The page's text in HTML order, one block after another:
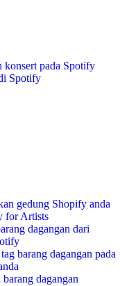
konsert pada Spotify
Spotify
gedung Shopify anda
for Artists
dagangan dari
barang dagangan pada
dagangan